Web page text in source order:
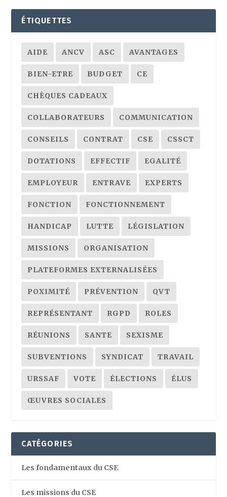
ÉTIQUETTES
AIDE ANCV ASC AVANTAGES
BIEN-ETRE BUDGET CE
CHÈQUES CADEAUX
COLLABORATEURS COMMUNICATION
CONSEILS CONTRAT CSE CSSCT
DOTATIONS EFFECTIF EGALITÉ
EMPLOYEUR ENTRAVE EXPERTS
FONCTION FONCTIONNEMENT
HANDICAP LUTTE LÉGISLATION
MISSIONS ORGANISATION
PLATEFORMES EXTERNALISÉES
POXIMITÉ PRÉVENTION QVT
REPRÉSENTANT RGPD ROLES
RÉUNIONS SANTE SEXISME
SUBVENTIONS SYNDICAT TRAVAIL
URSSAF VOTE ÉLECTIONS ÉLUS
ŒUVRES SOCIALES
CATÉGORIES
Les fondamentaux du CSE
Les missions du CSE